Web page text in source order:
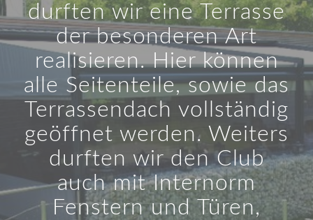
durften wir eine Terrasse
der besonderen Art
realisieren. Hier können
alle Seitenteile, sowie das
Terrassendach vollständig
geöffnet werden. Weiters
durften wir den Club
auch mit Internorm
Fenstern und Türen,